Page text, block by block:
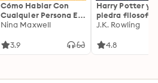
Cómo Hablar Con
Cualquier Persona En
Cualquier Lugar Y En
Nina Maxwell
3.9
Harry Potter y
piedra filosofal
J.K. Rowling
4.8